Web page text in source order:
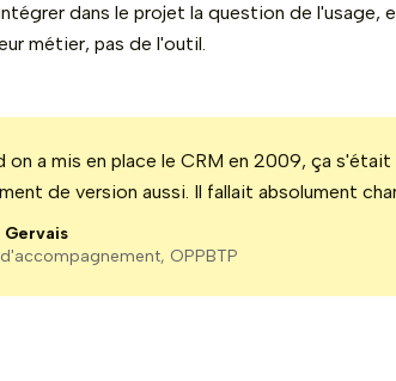
dans le projet la question de l'usage,
métier, pas de l'outil.
on a mis en place le CRM en 2009, ça
de version aussi. Il fallait absolument
Gervais
OPPBTP